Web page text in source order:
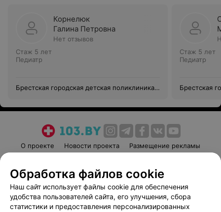
Корнелюк
Галина Петровна
Нет отзывов
Стаж 5 лет
Педиатр
Брестская городская детская поликлиника
Стаж 5 лет
Педиатр
Брестская
О проекте Новости проекта
Размещение рекламы
Пользовательское соглашение
Способы оплаты
Вакансии
Партнеры
Написать руководителю 103.by
Обработка файлов cookie
Наш сайт использует файлы cookie для обеспечения
удобства пользователей сайта, его улучшения, сбора
статистики и предоставления персонализированных